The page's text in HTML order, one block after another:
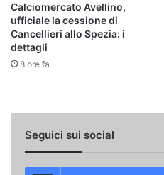
Calciomercato Avellino,
ufficiale la cessione di
Cancellieri allo Spezia: i
dettagli
8 ore fa
Seguici sui social